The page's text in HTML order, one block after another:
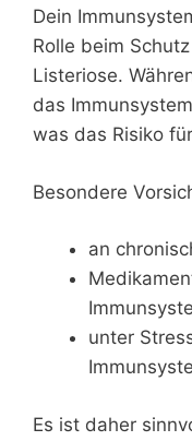
Dein
Rolle beim
Listeriose.
das
was das Risiko
Besondere
an
unter
Es ist daher